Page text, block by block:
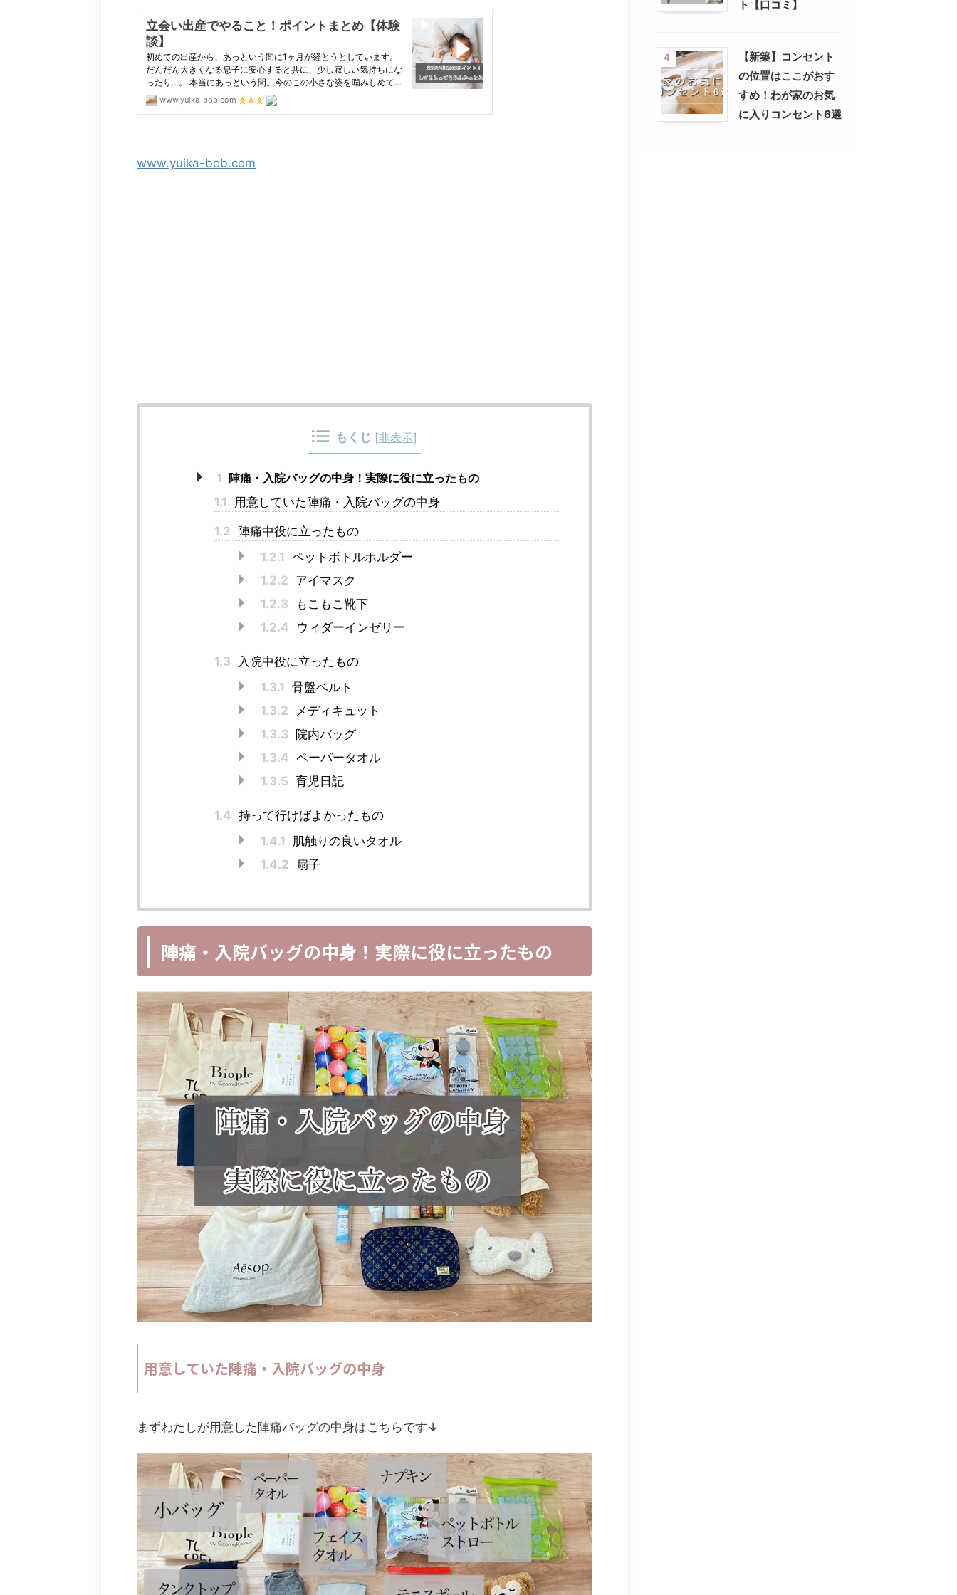
www.yuika-bob.com
もくじ [非表示]
1
陣痛・入院バッグの中身！実際に役に立ったもの
1.1
用意していた陣痛・入院バッグの中身
1.2
陣痛中役に立ったもの
1.2.1 ペットボトルホルダー
1.2.2 アイマスク
1.2.3
もこもこ靴下
1.2.4
ウィダーインゼリー
1.3
入院中役に立ったもの
1.3.1 骨盤ベルト
1.3.2
メディキュット
1.3.3
院内バッグ
1.3.4 ペーパータオル
1.3.5 育児日記
1.4 持って行けばよかったもの
1.4.1
肌触りの良いタオル
1.4.2 扇子
陣痛・入院バッグの中身！実際に役に立ったもの
用意していた陣痛・入院バッグの中身
まずわたしが用意した陣痛バッグの中身はこちらです↓
ト【口コミ】
4
【新築】コンセント
の位置はここがおす
すめ！わが家のお気
に入りコンセント6選